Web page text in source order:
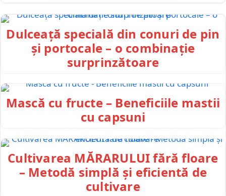
Dulceață specială din conuri de pin
și portocale – o combinație
surprinzătoare
Mască cu fructe – Beneficiile mastii
cu capsuni
Cultivarea MĂRARULUI fără floare
– Metodă simplă și eficientă de
cultivare